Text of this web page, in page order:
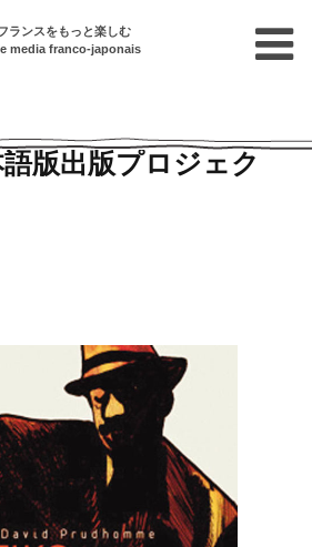
ランスをもっと楽しむ
media franco-japonais
版出版プロジェク